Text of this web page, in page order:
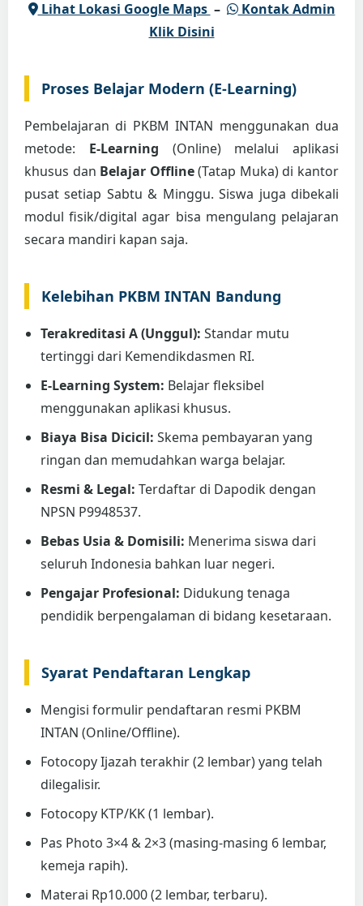
Lihat Lokasi Google Maps –
Kontak Admin
Klik Disini
Proses Belajar Modern (E-Learning)
Pembelajaran di PKBM INTAN menggunakan dua
metode: E-Learning (Online) melalui aplikasi
khusus dan Belajar Offline(Tatap Muka) di kantor
pusat setiap Sabtu & Minggu. Siswa juga dibekali
modul fisik/digital agar bisa mengulang pelajaran
secara mandiri kapan saja.
Kelebihan PKBM INTAN Bandung
Terakreditasi A (Unggul): Standar mutu
tertinggi dari Kemendikdasmen RI.
E-Learning System: Belajar fleksibel
menggunakan aplikasi khusus.
Biaya Bisa Dicicil: Skema pembayaran yang
ringan dan memudahkan warga belajar.
Resmi & Legal: Terdaftar di Dapodik dengan
NPSN P9948537.
Bebas Usia & Domisili: Menerima siswa dari
seluruh Indonesia bahkan luar negeri.
Pengajar Profesional: Didukung tenaga
pendidik berpengalaman di bidang kesetaraan.
Syarat Pendaftaran Lengkap
Mengisi formulir pendaftaran resmi PKBM
INTAN (Online/Offline).
Fotocopy Ijazah terakhir (2 lembar) yang telah
dilegalisir.
Fotocopy KTP/KK (1 lembar).
Pas Photo 3×4 & 2×3 (masing-masing 6 lembar,
kemeja rapih).
Materai Rp10.000 (2 lembar, terbaru).